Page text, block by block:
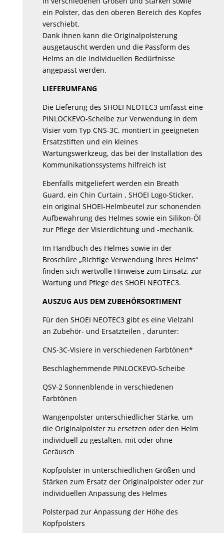
ein Polster, das den oberen Bereich des Kopfes
verschiebt.
Dank ihnen kann die Originalpolsterung
ausgetauscht werden und die Passform des
Helms an die individuellen Bedürfnisse
angepasst werden.
LIEFERUMFANG
Die Lieferung des SHOEI NEOTEC3 umfasst eine
PINLOCKEVO-Scheibe zur Verwendung in dem
Visier vom Typ CNS-3C, montiert in geeigneten
Ersatzstiften und ein kleines
Wartungswerkzeug, das bei der Installation des
Kommunikationssystems hilfreich ist
Ebenfalls mitgeliefert werden ein Breath
Guard, ein Chin Curtain , SHOEI Logo-Sticker,
ein original SHOEI-Helmbeutel zur schonenden
Aufbewahrung des Helmes sowie ein Silikon-Öl
zur Pflege der Visierdichtung und -mechanik.
Im Handbuch des Helmes sowie in der
Broschüre „Richtige Verwendung Ihres Helms“
finden sich wertvolle Hinweise zum Einsatz, zur
Wartung und Pflege des SHOEI NEOTEC3.
AUSZUG AUS DEM ZUBEHÖRSORTIMENT
Für den SHOEI NEOTEC3 gibt es eine Vielzahl
an Zubehör- und Ersatzteilen , darunter:
CNS-3C-Visiere in verschiedenen Farbtönen*
Beschlaghemmende PINLOCKEVO-Scheibe
QSV-2 Sonnenblende in verschiedenen
Farbtönen
Wangenpolster unterschiedlicher Stärke, um
die Originalpolster zu ersetzen oder den Helm
individuell zu gestalten, mit oder ohne
Geräusch
Kopfpolster in unterschiedlichen Größen und
Stärken zum Ersatz der Originalpolster oder zur
individuellen Anpassung des Helmes
Polsterpad zur Anpassung der Höhe des
Kopfpolsters